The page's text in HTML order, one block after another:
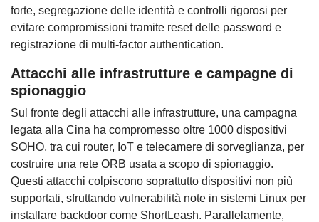
forte, segregazione delle identità e controlli rigorosi per
evitare compromissioni tramite reset delle password e
registrazione di multi-factor authentication.
Attacchi alle infrastrutture e campagne di
spionaggio
Sul fronte degli attacchi alle infrastrutture, una campagna
legata alla Cina ha compromesso oltre 1000 dispositivi
SOHO, tra cui router, IoT e telecamere di sorveglianza, per
costruire una rete ORB usata a scopo di spionaggio.
Questi attacchi colpiscono soprattutto dispositivi non più
supportati, sfruttando vulnerabilità note in sistemi Linux per
installare backdoor come ShortLeash. Parallelamente,